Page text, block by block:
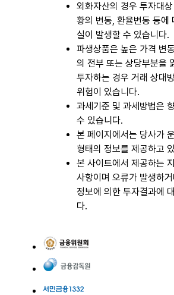
외화자산의 경우 투자대
황의 변동, 환율변동 등에
실이 발생할 수 있습니다.
파생상품은 높은 가격 변
의 전부 또는 상당부분을
투자하는 경우 거래 상대
위험이 있습니다.
과세기준 및 과세방법은
수 있습니다.
본 페이지에서는 당사가
형태의 정보를 제공하고
본 사이트에서 제공하는
사항이며 오류가 발생하
정보에 의한 투자결과에
다.